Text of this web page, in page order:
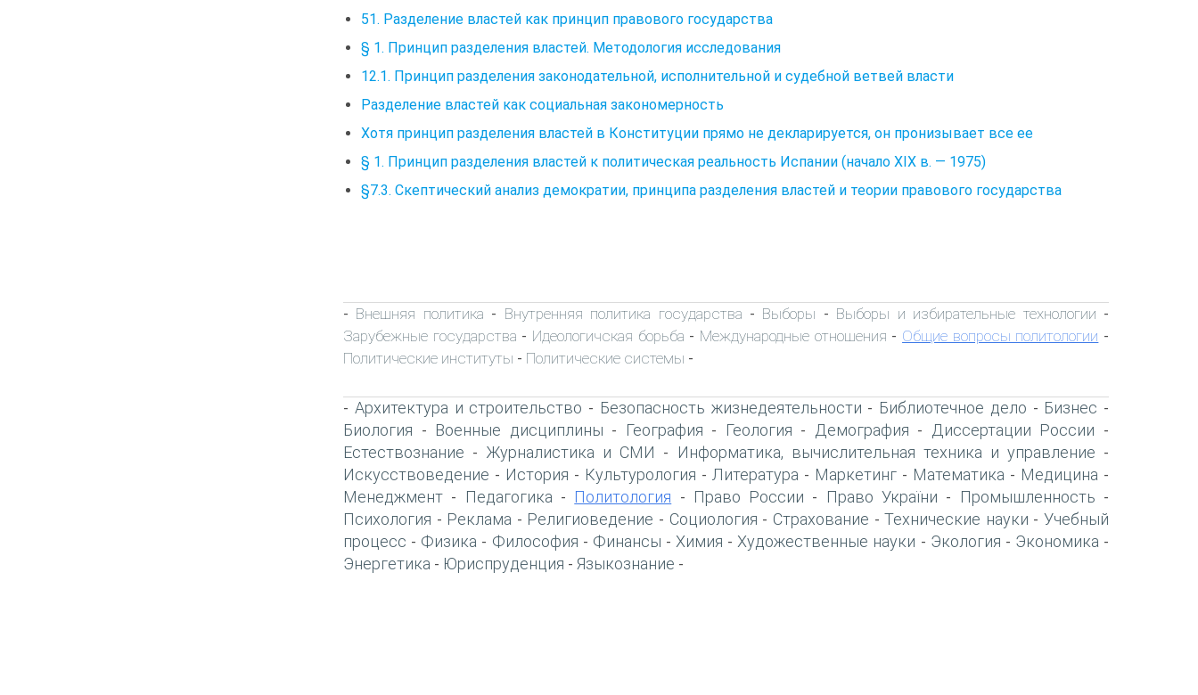
51. Разделение властей как принцип правового государства
§ 1. Принцип разделения властей. Методология исследования
12.1. Принцип разделения законодательной, исполнительной и судебной ветвей власти
Разделение властей как социальная закономерность
Хотя принцип разделения властей в Конституции прямо не декларируется, он пронизывает все ее
§ 1. Принцип разделения властей к политическая реальность Испании (начало XIX в. — 1975)
§7.3. Скептический анализ демократии, принципа разделения властей и теории правового государства
- Внешняя политика - Внутренняя политика государства - Выборы - Выборы и избирательные технологии -
Зарубежные государства - Идеологичская борьба - Международные отношения - Общие вопросы политологии -
Политические институты - Политические системы -
- Архитектура и строительство - Безопасность жизнедеятельности - Библиотечное дело - Бизнес -
Биология - Военные дисциплины - География - Геология - Демография - Диссертации России -
Естествознание - Журналистика и СМИ - Информатика, вычислительная техника и управление -
Искусствоведение - История - Культурология - Литература - Маркетинг - Математика - Медицина -
Менеджмент - Педагогика - Политология - Право России - Право України - Промышленность -
Психология - Реклама - Религиоведение - Социология - Страхование -Технические науки -Учебный
процесс - Физика - Философия - Финансы - Химия - Художественные науки - Экология - Экономика -
Энергетика - Юриспруденция - Языкознание -